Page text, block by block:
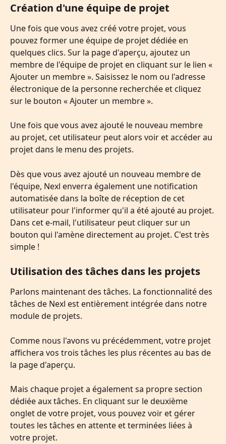
Création d'une équipe de projet
Une fois que vous avez créé votre projet, vous
pouvez former une équipe de projet dédiée en
quelques clics. Sur la page d'aperçu, ajoutez un
membre de l'équipe de projet en cliquant sur le lien «
Ajouter un membre ». Saisissez le nom ou l'adresse
électronique de la personne recherchée et cliquez
sur le bouton « Ajouter un membre ».
Une fois que vous avez ajouté le nouveau membre
au projet, cet utilisateur peut alors voir et accéder au
projet dans le menu des projets.
Dès que vous avez ajouté un nouveau membre de
l'équipe, Nexl enverra également une notification
automatisée dans la boîte de réception de cet
utilisateur pour l'informer qu'il a été ajouté au projet.
Dans cet e-mail, l'utilisateur peut cliquer sur un
bouton qui l'amène directement au projet. C'est très
simple !
Utilisation des tâches dans les projets
Parlons maintenant des tâches. La fonctionnalité des
tâches de Nexl est entièrement intégrée dans notre
module de projets.
Comme nous l'avons vu précédemment, votre projet
affichera vos trois tâches les plus récentes au bas de
la page d'aperçu.
Mais chaque projet a également sa propre section
dédiée aux tâches. En cliquant sur le deuxième
onglet de votre projet, vous pouvez voir et gérer
toutes les tâches en attente et terminées liées à
votre projet.